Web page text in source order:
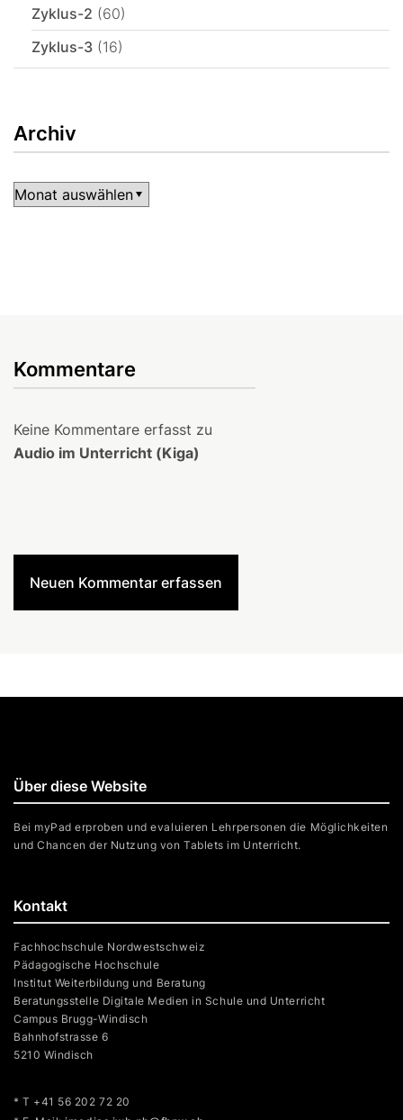
Zyklus-2 (60)
Zyklus-3 (16)
Archiv
Archiv
Kommentare
Keine Kommentare erfasst zu
Audio im Unterricht (Kiga)
Neuen Kommentar erfassen
Kontakt
Fachhochschule Nordwestschweiz
Pädagogische Hochschule
Institut Weiterbildung und Beratung
Beratungsstelle Digitale Medien in Schule und Unterricht
Campus Brugg-Windisch
Bahnhofstrasse 6
5210 Windisch
* T +41 56 202 72 20
Über diese Website
Bei myPad erproben und evaluieren Lehrpersonen die Möglichkeiten
und Chancen der Nutzung von Tablets im Unterricht.